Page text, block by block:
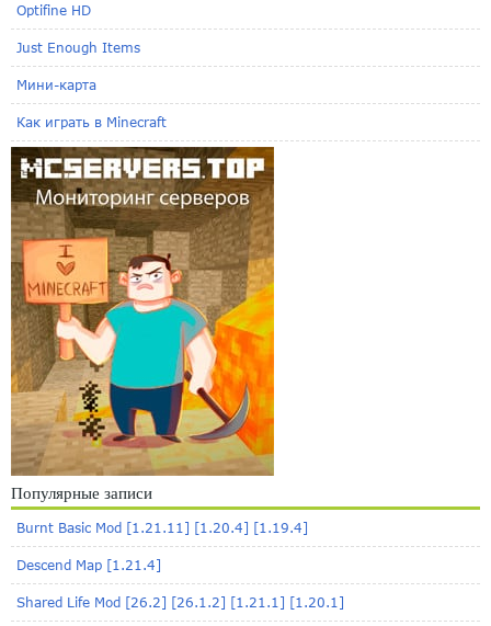
Optifine HD
Just Enough Items
Мини-карта
Как играть в Minecraft
Популярные записи
Burnt Basic Mod [1.21.11] [1.20.4] [1.19.4]
Descend Map [1.21.4]
Shared Life Mod [26.2] [26.1.2] [1.21.1] [1.20.1]